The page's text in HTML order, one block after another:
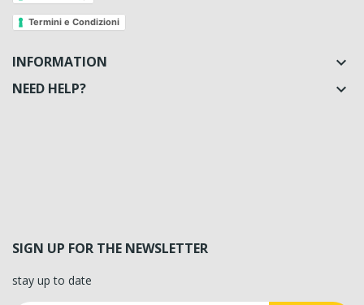
Termini e Condizioni
INFORMATION 
NEED HELP? 
SIGN UP FOR THE NEWSLETTER
stay up to date